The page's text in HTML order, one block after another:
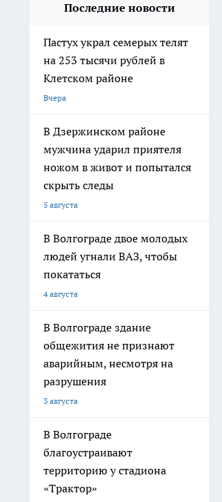
Последние новости
Пастух украл семерых телят
на 253 тысячи рублей в
Клетском районе
Вчера
В Дзержинском районе
мужчина ударил приятеля
ножом в живот и попытался
скрыть следы
5 августа
В Волгограде двое молодых
людей угнали ВАЗ, чтобы
покататься
4 августа
В Волгограде здание
общежития не признают
аварийным, несмотря на
разрушения
3 августа
В Волгограде
благоустраивают
территорию у стадиона
«Трактор»